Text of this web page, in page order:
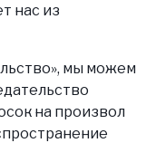
нас из
мы можем
на произвол